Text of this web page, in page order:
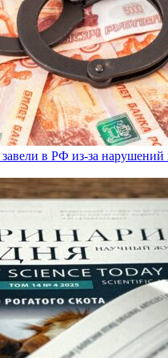
в РФ из-за нарушений